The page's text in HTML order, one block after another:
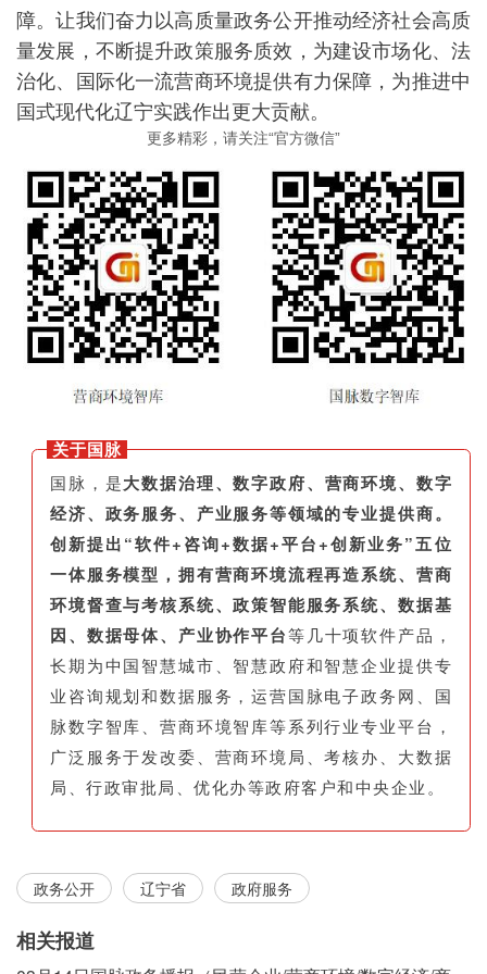
障。让我们奋力以高质量政务公开推动经济社会高质
量发展，不断提升政策服务质效，为建设市场化、法
治化、国际化一流营商环境提供有力保障，为推进中
国式现代化辽宁实践作出更大贡献。
更多精彩，请关注“官方微信”
关于国脉
国脉，是大数据治理、数字政府、营商环境、数字
经济、政务服务、产业服务等领域的专业提供商。
创新提出“软件+咨询+数据+平台+创新业务”五位
一体服务模型，拥有营商环境流程再造系统、营商
环境督查与考核系统、政策智能服务系统、数据基
因、数据母体、产业协作平台等几十项软件产品，
长期为中国智慧城市、智慧政府和智慧企业提供专
业咨询规划和数据服务，运营国脉电子政务网、国
脉数字智库、营商环境智库等系列行业专业平台，
广泛服务于发改委、营商环境局、考核办、大数据
局、行政审批局、优化办等政府客户和中央企业。
政务公开 辽宁省 政府服务
相关报道